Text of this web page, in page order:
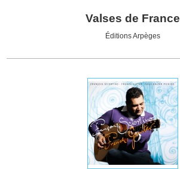
Valses de France
Éditions Arpèges